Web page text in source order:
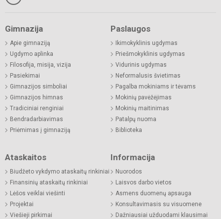
Gimnazija
Apie gimnaziją
Ugdymo aplinka
Filosofija, misija, vizija
Pasiekimai
Gimnazijos simboliai
Gimnazijos himnas
Tradiciniai renginiai
Bendradarbiavimas
Priėmimas į gimnaziją
Paslaugos
Ikimokyklinis ugdymas
Priešmokyklinis ugdymas
Vidurinis ugdymas
Neformalusis švietimas
Pagalba mokiniams ir tėvams
Mokinių pavėžėjimas
Mokinių maitinimas
Patalpų nuoma
Biblioteka
Ataskaitos
Biudžeto vykdymo ataskaitų rinkiniai
Finansinių ataskaitų rinkiniai
Lėšos veiklai viešinti
Projektai
Viešieji pirkimai
Informacija
Nuorodos
Laisvos darbo vietos
Asmens duomenų apsauga
Konsultavimasis su visuomene
Dažniausiai užduodami klausimai